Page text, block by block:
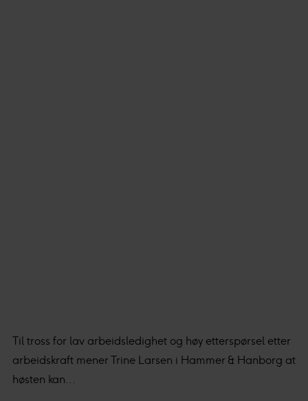
Til tross for lav arbeidsledighet og høy etterspørsel etter
arbeidskraft mener Trine Larsen i Hammer & Hanborg at
høsten kan...